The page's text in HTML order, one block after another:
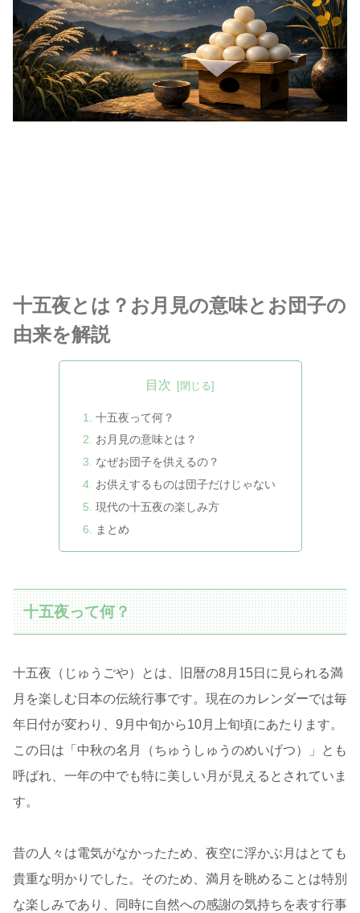
十五夜とは？お月見の意味とお団子の
由来を解説
目次
十五夜って何？
お月見の意味とは？
なぜお団子を供えるの？
お供えするものは団子だけじゃない
現代の十五夜の楽しみ方
まとめ
十五夜って何？
十五夜（じゅうごや）とは、旧暦の8月15日に見られる満
月を楽しむ日本の伝統行事です。現在のカレンダーでは毎
年日付が変わり、9月中旬から10月上旬頃にあたります。
この日は「中秋の名月（ちゅうしゅうのめいげつ）」とも
呼ばれ、一年の中でも特に美しい月が見えるとされていま
す。
昔の人々は電気がなかったため、夜空に浮かぶ月はとても
貴重な明かりでした。そのため、満月を眺めることは特別
な楽しみであり、同時に自然への感謝の気持ちを表す行事